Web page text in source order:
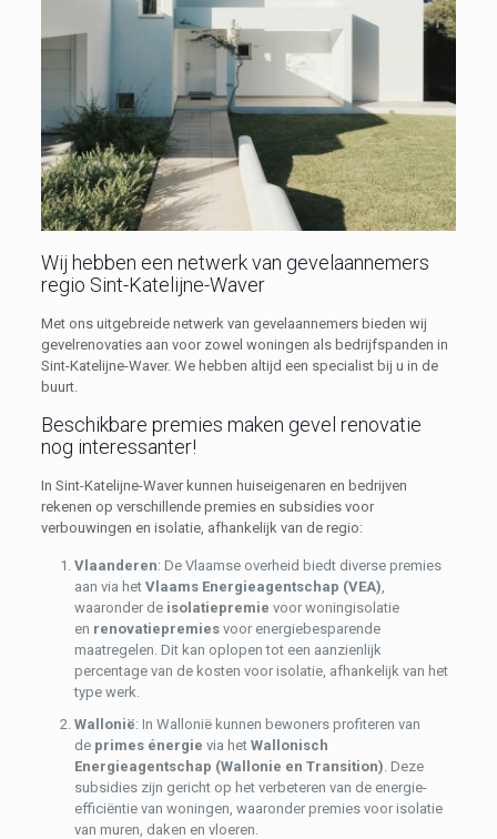
Wij hebben een netwerk van gevelaannemers
regio Sint-Katelijne-Waver
Met ons uitgebreide netwerk van gevelaannemers bieden wij
gevelrenovaties aan voor zowel woningen als bedrijfspanden in
Sint-Katelijne-Waver. We hebben altijd een specialist bij u in de
buurt.
Beschikbare premies maken gevel renovatie
nog interessanter!
In Sint-Katelijne-Waver kunnen huiseigenaren en bedrijven
rekenen op verschillende premies en subsidies voor
verbouwingen en isolatie, afhankelijk van de regio:
Vlaanderen: De Vlaamse overheid biedt diverse premies
aan via het Vlaams Energieagentschap (VEA)
waaronder de isolatiepremie voor woningisolatie
en renovatiepremiesvoor energiebesparende
maatregelen. Dit kan oplopen tot een aanzienlijk
percentage van de kosten voor isolatie, afhankelijk van het
type werk.
Wallonië: In Wallonië kunnen bewoners profiteren van
de primes énergie via het Wallonisch
Energieagentschap (Wallonie en Transition) . Deze
subsidies zijn gericht op het verbeteren van de energie-
efficiëntie van woningen, waaronder premies voor isolatie
van muren, daken en vloeren.